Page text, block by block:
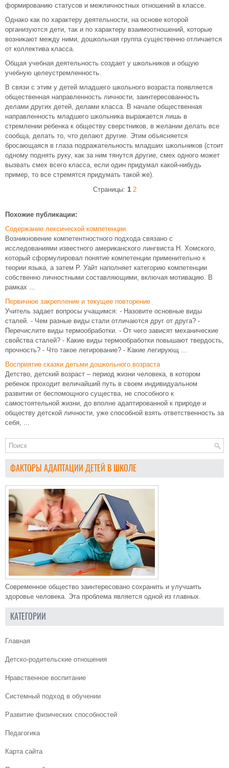
формированию статусов и межличностных отношений в классе.
Однако как по характеру деятельности, на основе которой
организуются дети, так и по характеру взаимоотношений, которые
возникают между ними, дошкольная группа существенно отличается
от коллектива класса.
Общая учебная деятельность создает у школьников и общую
учебную целеустремленность.
В связи с этим у детей младшего школьного возраста появляется
общественная направленность личности, заинтересованность
делами других детей, делами класса. В начале общественная
направленность младшего школьника выражается лишь в
стремлении ребенка к обществу сверстников, в желании делать все
сообща, делать то, что делают другие. Этим объясняется
бросающаяся в глаза подражательность младших школьников (стоит
одному поднять руку, как за ним тянутся другие, смех одного может
вызвать смех всего класса, если один придумал какой-нибудь
пример, то все стремятся придумать такой же).
Страницы: 1 2
Похожие публикации:
Содержание лексической компетенции
Возникновение компетентностного подхода связано с
исследованиями известного американского лингвиста Н. Хомского,
который сформулировал понятие компетенции применительно к
теории языка, а затем Р. Уайт наполняет категорию компетенции
собственно личностными составляющими, включая мотивацию. В
рамках ...
Первичное закрепление и текущее повторение
Учитель задает вопросы учащимся: - Назовите основные виды
сталей. - Чем разные виды стали отличаются друг от друга? -
Перечислите виды термообработки. - От чего зависят механические
свойства сталей? - Какие виды термообработки повышают твердость,
прочность? - Что такое легирование? - Какие легирующ ...
Восприятие сказки детьми дошкольного возраста
Детство, детский возраст – период жизни человека, в котором
ребенок проходит величайший путь в своем индивидуальном
развитии от беспомощного существа, не способного к
самостоятельной жизни, до вполне адаптированной к природе и
обществу детской личности, уже способной взять ответственность за
себя, ...
ФАКТОРЫ АДАПТАЦИИ ДЕТЕЙ В ШКОЛЕ
Современное общество заинтересовано сохранить и улучшить
здоровье человека. Эта проблема является одной из главных.
КАТЕГОРИИ
Главная
Детско-родительские отношения
Нравственное воспитание
Системный подход в обучении
Развитие физических способностей
Педагогика
Карта сайта